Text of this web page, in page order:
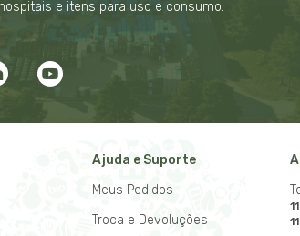
e itens para uso e consumo.
Ajuda e Suporte
Meus Pedidos
Troca e Devoluções